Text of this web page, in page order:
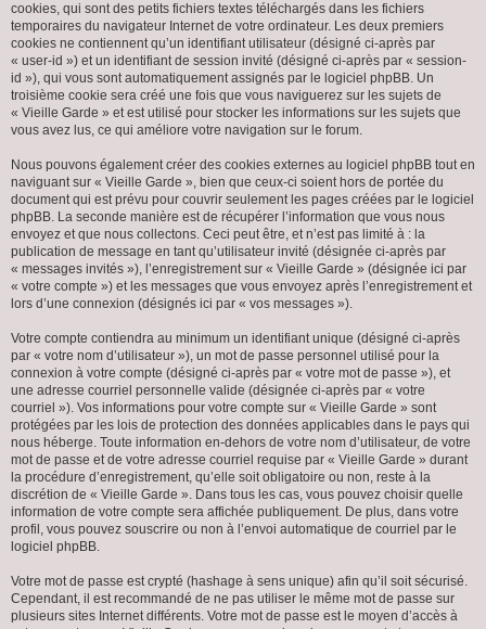
cookies, qui sont des petits fichiers textes téléchargés dans les fichiers
temporaires du navigateur Internet de votre ordinateur. Les deux premiers
cookies ne contiennent qu’un identifiant utilisateur (désigné ci-après par
« user-id ») et un identifiant de session invité (désigné ci-après par « session-
id »), qui vous sont automatiquement assignés par le logiciel phpBB. Un
troisième cookie sera créé une fois que vous naviguerez sur les sujets de
« Vieille Garde » et est utilisé pour stocker les informations sur les sujets que
vous avez lus, ce qui améliore votre navigation sur le forum.
Nous pouvons également créer des cookies externes au logiciel phpBB tout en
naviguant sur « Vieille Garde », bien que ceux-ci soient hors de portée du
document qui est prévu pour couvrir seulement les pages créées par le logiciel
phpBB. La seconde manière est de récupérer l’information que vous nous
envoyez et que nous collectons. Ceci peut être, et n’est pas limité à : la
publication de message en tant qu’utilisateur invité (désignée ci-après par
« messages invités »), l’enregistrement sur « Vieille Garde » (désignée ici par
« votre compte ») et les messages que vous envoyez après l’enregistrement et
lors d’une connexion (désignés ici par « vos messages »).
Votre compte contiendra au minimum un identifiant unique (désigné ci-après
par « votre nom d’utilisateur »), un mot de passe personnel utilisé pour la
connexion à votre compte (désigné ci-après par « votre mot de passe »), et
une adresse courriel personnelle valide (désignée ci-après par « votre
courriel »). Vos informations pour votre compte sur « Vieille Garde » sont
protégées par les lois de protection des données applicables dans le pays qui
nous héberge. Toute information en-dehors de votre nom d’utilisateur, de votre
mot de passe et de votre adresse courriel requise par « Vieille Garde » durant
la procédure d’enregistrement, qu’elle soit obligatoire ou non, reste à la
discrétion de « Vieille Garde ». Dans tous les cas, vous pouvez choisir quelle
information de votre compte sera affichée publiquement. De plus, dans votre
profil, vous pouvez souscrire ou non à l’envoi automatique de courriel par le
logiciel phpBB.
Votre mot de passe est crypté (hashage à sens unique) afin qu’il soit sécurisé.
Cependant, il est recommandé de ne pas utiliser le même mot de passe sur
plusieurs sites Internet différents. Votre mot de passe est le moyen d’accès à